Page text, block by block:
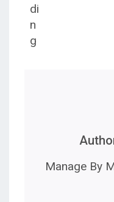
Manage By